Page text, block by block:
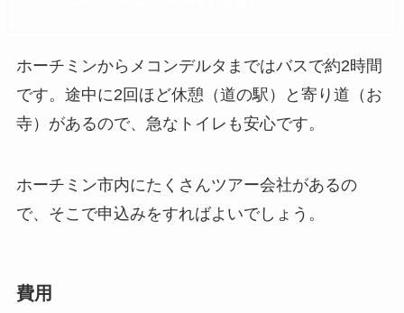
ホーチミンからメコンデルタまではバスで約2時間
です。途中に2回ほど休憩（道の駅）と寄り道（お
寺）があるので、急なトイレも安心です。
ホーチミン市内にたくさんツアー会社があるの
で、そこで申込みをすればよいでしょう。
費用